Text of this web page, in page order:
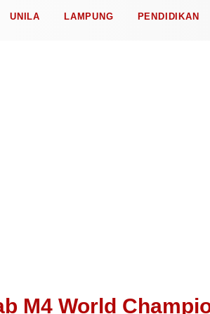
UNILA LAMPUNG PENDIDIKAN
M4 World